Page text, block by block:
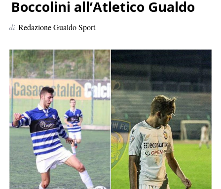
e
r
Boccolini all’Atletico Gualdo
di Redazione Gualdo Sport